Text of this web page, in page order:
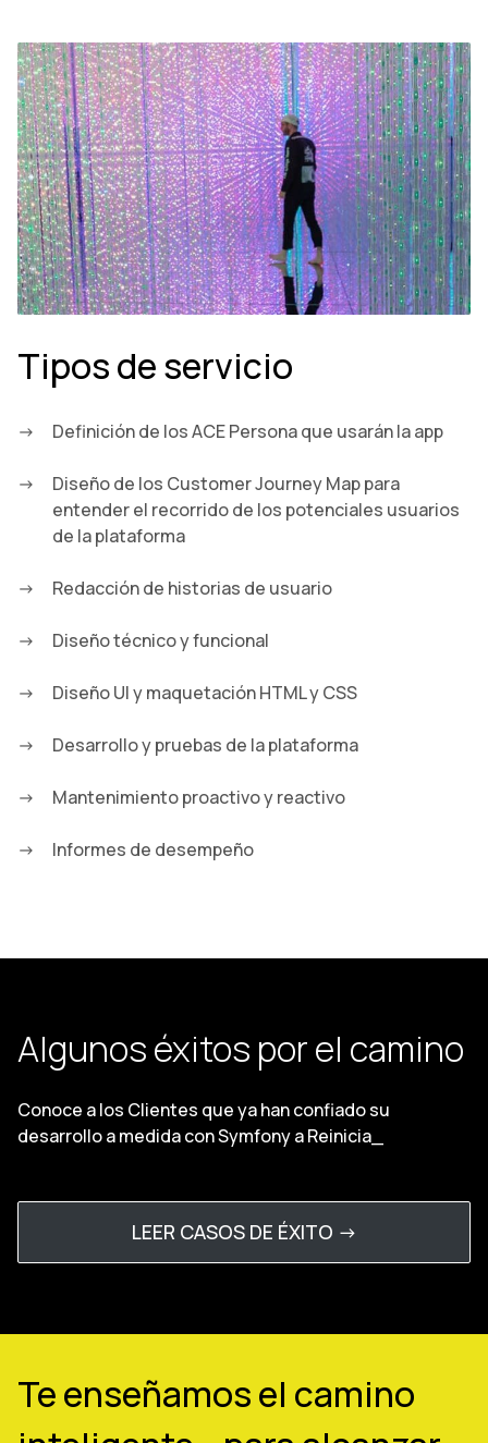
Tipos de servicio
Definición de los ACE Persona que usarán la app
Diseño de los Customer Journey Map para
entender el recorrido de los potenciales usuarios
de la plataforma
Redacción de historias de usuario
Diseño técnico y funcional
Diseño UI y maquetación HTML y CSS
Desarrollo y pruebas de la plataforma
Mantenimiento proactivo y reactivo
Informes de desempeño
Algunos éxitos por el camino
Conoce a los Clientes que ya han confiado su
desarrollo a medida con Symfony a Reinicia_
LEER CASOS DE ÉXITO ->
Te enseñamos el camino